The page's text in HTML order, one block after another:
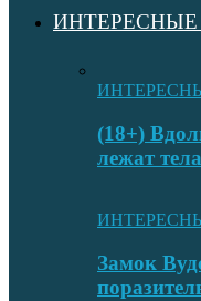
(18+)
лежат
Замок